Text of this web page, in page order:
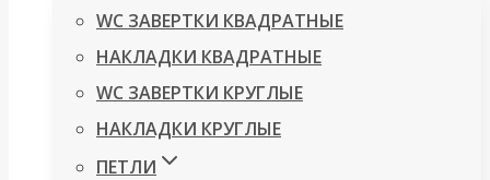
WC ЗАВЕРТКИ КВАДРАТНЫЕ
НАКЛАДКИ КВАДРАТНЫЕ
WC ЗАВЕРТКИ КРУГЛЫЕ
НАКЛАДКИ КРУГЛЫЕ
ПЕТЛИ